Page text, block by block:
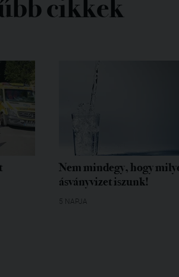
cikkek
Nem mindegy, hogy
ásványvizet iszunk!
5 NAPJA